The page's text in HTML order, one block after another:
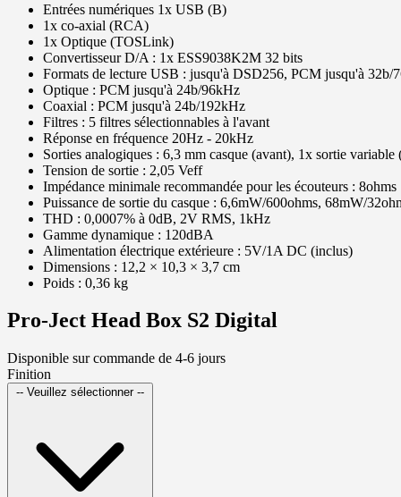
Entrées numériques 1x USB (B)
1x co-axial (RCA)
1x Optique (TOSLink)
Convertisseur D/A : 1x ESS9038K2M 32 bits
Formats de lecture USB : jusqu'à DSD256, PCM jusqu'à 32b/
Optique : PCM jusqu'à 24b/96kHz
Coaxial : PCM jusqu'à 24b/192kHz
Filtres : 5 filtres sélectionnables à l'avant
Réponse en fréquence 20Hz - 20kHz
Sorties analogiques : 6,3 mm casque (avant), 1x sortie
Tension de sortie : 2,05 Veff
Impédance minimale recommandée pour les écouteurs : 8ohms
Puissance de sortie du casque : 6,6mW/600ohms, 68mW/
THD : 0,0007% à 0dB, 2V RMS, 1kHz
Gamme dynamique : 120dBA
Alimentation électrique extérieure : 5V/1A DC (inclus)
Dimensions : 12,2 × 10,3 × 3,7 cm
Poids : 0,36 kg
Pro-Ject Head Box S2 Digital
Disponible sur commande de 4-6 jours
Finition
-- Veuillez sélectionner --